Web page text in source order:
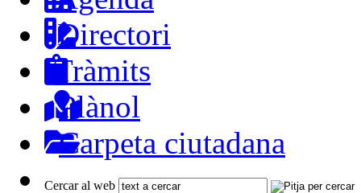
Directori
Tràmits
Plànol
Carpeta ciutadana
Cercar al web